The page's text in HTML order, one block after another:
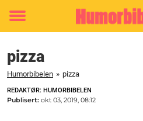
Toggle
pizza
Humorbibelen » pizza
REDAKTØR: HUMORBIBELEN
Publisert: okt 03, 2019, 08:12